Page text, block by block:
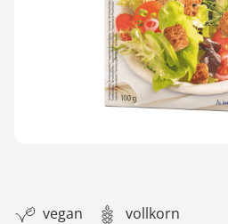
vegan vollkorn